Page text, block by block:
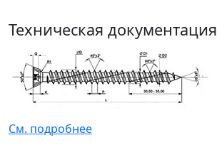
Техническая документация
См. подробнее